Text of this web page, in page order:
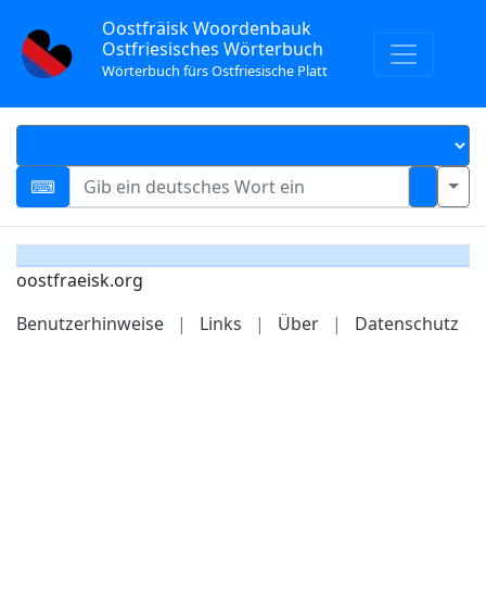
Oostfräisk Woordenbauk
Ostfriesisches Wörterbuch
Wörterbuch fürs Ostfriesische Platt
oostfraeisk.org
Benutzerhinweise
| Links | Über | Datenschutz